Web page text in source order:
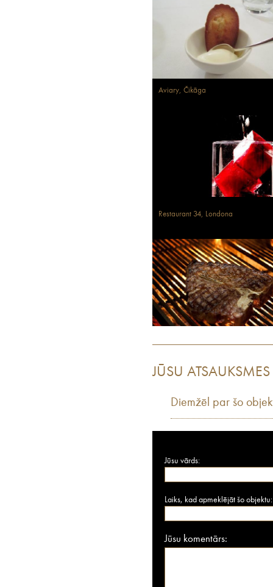
Aviary, Čikāga
Restaurant 34, Londona
JŪSU ATSAUKSMES
Diemžēl par šo
Jūsu vārds:
Laiks, kad apmeklējāt šo objektu:
Jūsu komentārs: